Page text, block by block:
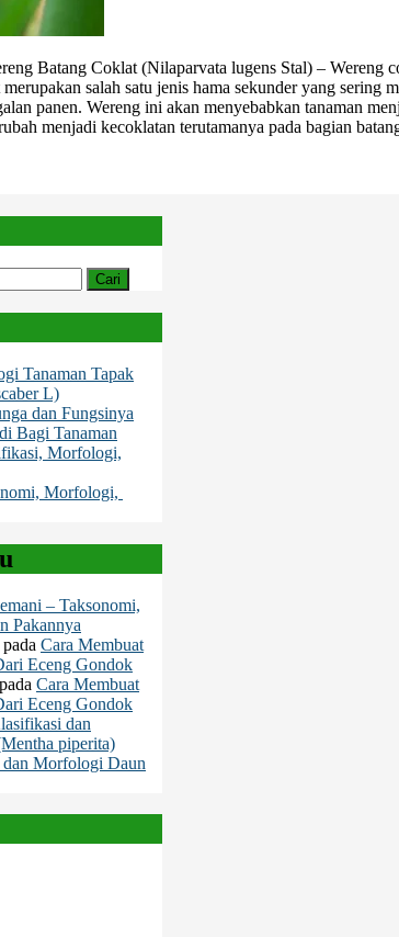
Batang Coklat (Nilaparvata lugens Stal) – Wereng
salah satu jenis hama sekunder yang sering
panen. Wereng ini akan menyebabkan tanaman
menjadi kecoklatan terutamanya pada bagian
Tanaman Tapak
L)
dan Fungsinya
Bagi Tanaman
Morfologi,
Morfologi,
– Taksonomi,
Pakannya
pada Cara Membuat
Eceng Gondok
pada Cara Membuat
Eceng Gondok
dan
piperita)
Morfologi Daun